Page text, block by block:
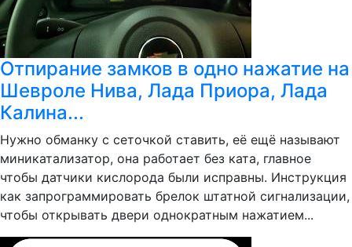
Отпирание замков в одно нажатие на
Шевроле Нива, Лада Приора, Лада
Калина...
Нужно обманку с сеточкой ставить, её ещё называют
миникатализатор, она работает без ката, главное
чтобы датчики кислорода были исправны. Инструкция
как запрограммировать брелок штатной сигнализации,
чтобы открывать двери однократным нажатием...